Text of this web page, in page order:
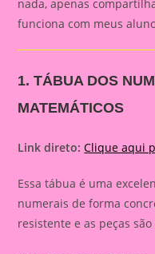
nada, apenas
funciona com meus
1. TÁBUA DOS
MATEMÁTICOS
Link direto: Clique aqui
Essa tábua é uma
numerais de forma
resistente e as peças